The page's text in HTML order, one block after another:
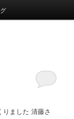
ました 清藤さ